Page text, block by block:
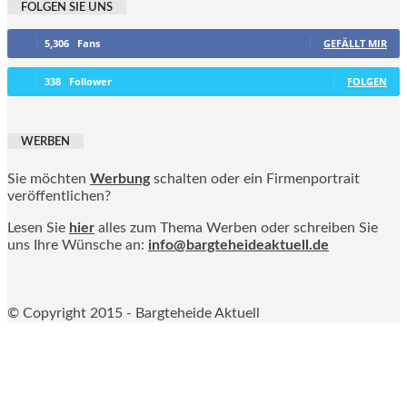
FOLGEN SIE UNS
5,306 Fans GEFÄLLT MIR
338 Follower FOLGEN
WERBEN
Sie möchten Werbung schalten oder ein Firmenportrait
veröffentlichen?
Lesen Sie hier alles zum Thema Werben oder schreiben Sie
uns Ihre Wünsche an: info@bargteheideaktuell.de
© Copyright 2015 - Bargteheide Aktuell